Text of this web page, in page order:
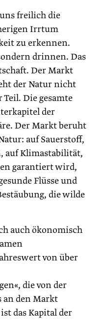
freilich die
Irrtum
zu erkennen.
drinnen. Das
Der Markt
der Natur nicht
Die gesamte
der
Der Markt beruht
auf Sauerstoff,
auf Klimastabilität,
garantiert wird,
Flüsse und
die wilde
auch ökonomisch
von über
die von der
an den Markt
das Kapital der